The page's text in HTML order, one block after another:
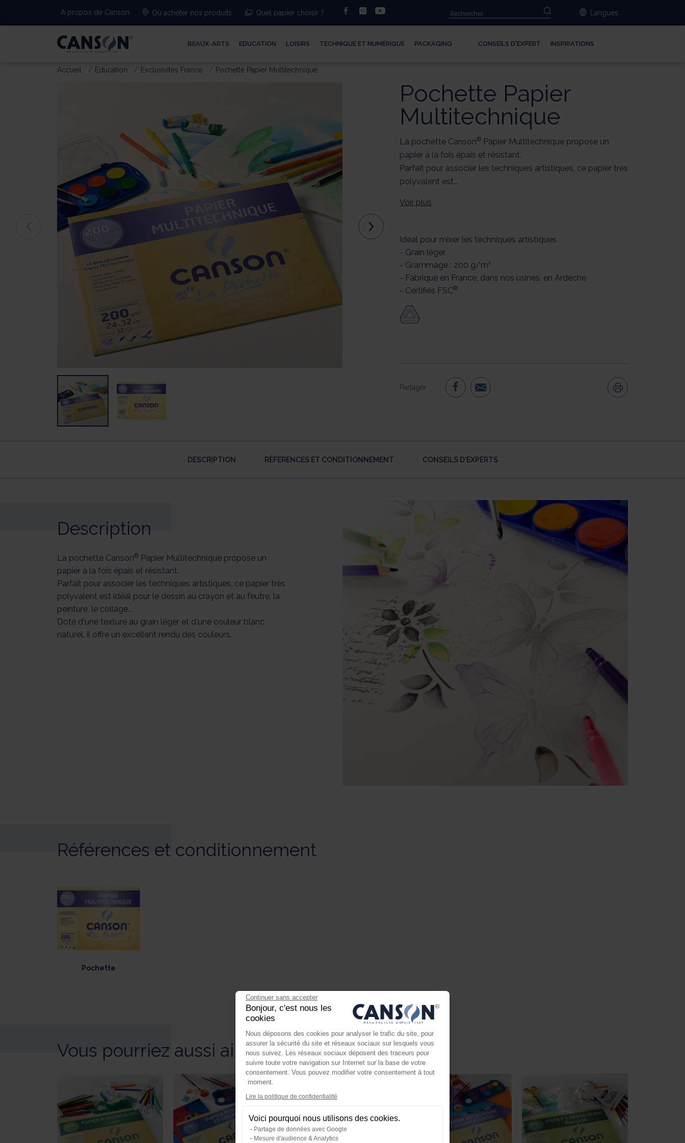
A propos de Canson Où acheter nos produits Quel papier choisir ? facebookinstagram Langues
BEAUX-ARTS EDUCATION LOISIRS TECHNIQUE ET NUMÉRIQUE PACKAGING CONSEILS D'EXPERT INSPIRATIONS
Accueil Education Exclusivités France Pochette Papier Multitechnique
Pochette Papier
Multitechnique
La pochette Canson® Papier Multitechnique propose un
papier à la fois épais et résistant.
Parfait pour associer les techniques artistiques, ce papier très
polyvalent est...
Voir plus
Idéal pour mixer les techniques artistiques
- Grain léger
- Grammage : 200 g/m²
- Fabriqué en France, dans nos usines, en Ardèche
- Certifiés FSC®
Partager
DESCRIPTION RÉFÉRENCES ET CONDITIONNEMENT CONSEILS D'EXPERTS
Description
La pochette Canson® Papier Multitechnique propose un
papier à la fois épais et résistant.
Parfait pour associer les techniques artistiques, ce papier très
polyvalent est idéal pour le dessin au crayon et au feutre, la
peinture, le collage...
Doté d'une texture au grain léger et d'une couleur blanc
naturel, il offre un excellent rendu des couleurs.
Références et conditionnement
Pochette
Vous pourriez aussi aimer
Continuer sans accepter
Bonjour, c'est nous les
cookies
Nous déposons des cookies pour analyser le trafic du site, pour
assurer la sécurité du site et réseaux sociaux sur lesquels vous
nous suivez. Les réseaux sociaux déposent des traceurs pour
suivre toute votre navigation sur Internet sur la base de votre
consentement. Vous pouvez modifier votre consentement à tout
moment.
Lire la politique de confidentialité
Voici pourquoi nous utilisons des cookies.
Partage de données avec Google
Mesure d'audience & Analytics
Axeptio consent
Plateforme de Gestion du Consentement : Personnalisez vos Options
Notre plateforme vous permet d'adapter et de gérer vos paramètres de confidentialité, en garantissant